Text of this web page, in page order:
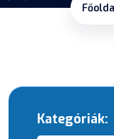
Kategóriák: